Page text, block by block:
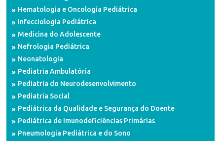
Hematologia e Oncologia Pediátrica
Infecciologia Pediátrica
Medicina do Adolescente
Nefrologia Pediátrica
Neonatologia
Pediatria Ambulatória
Pediatria do Neurodesenvolvimento
Pediatria Social
Pediátrica da Qualidade e Segurança do Doente
Pediátrica de Imunodeficiências Primárias
Pneumologia Pediátrica e do Sono